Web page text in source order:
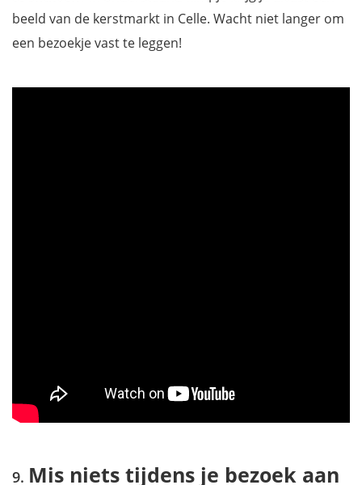
beeld van de kerstmarkt in Celle. Wacht niet langer om
een bezoekje vast te leggen!
Mis niets tijdens je bezoek aan